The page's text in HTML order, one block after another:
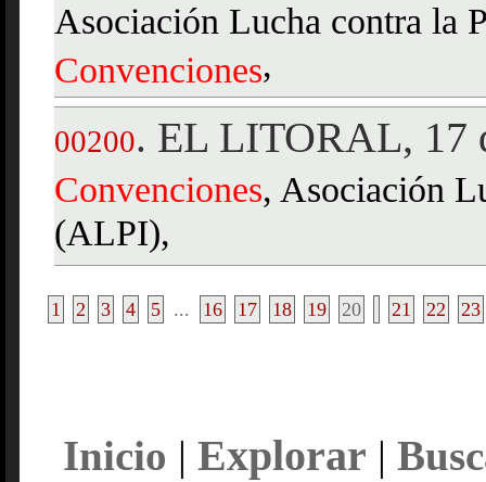
Asociación Lucha contra la
Convenciones,
00200. EL LITORAL, 17
Convenciones, Asociación
(ALPI),
1 2 3 4 5 ... 16 17 18 19 20 21 22 23
Inicio | Explorar |